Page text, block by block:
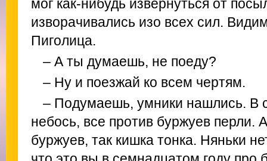
мог как-нибудь извернуться от
изворачивались изо всех сил.
Пиголица.
– А ты думаешь, не поеду?
– Ну и поезжай ко всем чертям.
– Подумаешь, умники нашлись. В
небось, все против буржуев перли.
буржуев, так кишка тонка. Няньки